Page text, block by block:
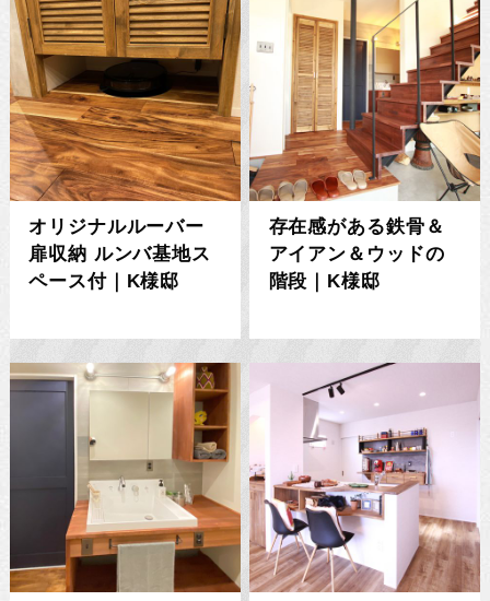
オリジナルルーバー
扉収納 ルンバ基地ス
ペース付｜K様邸
存在感がある鉄骨＆
アイアン＆ウッドの
階段｜K様邸